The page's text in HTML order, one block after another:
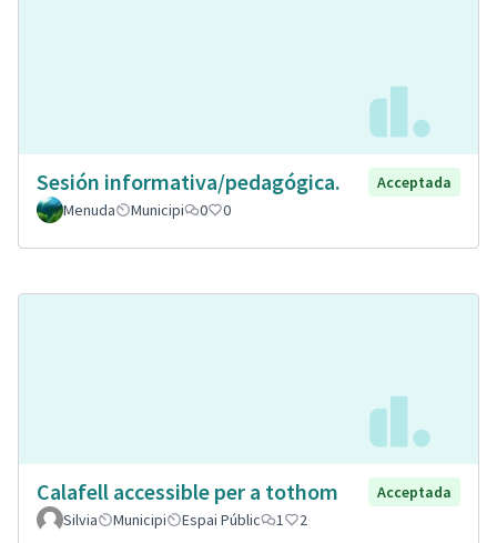
Sesión informativa/pedagógica.
Acceptada
Menuda
Municipi 0 0
Calafell accessible per a tothom
Acceptada
Silvia
Municipi Espai Públic 1 2